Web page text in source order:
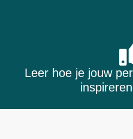
Leer hoe je jouw